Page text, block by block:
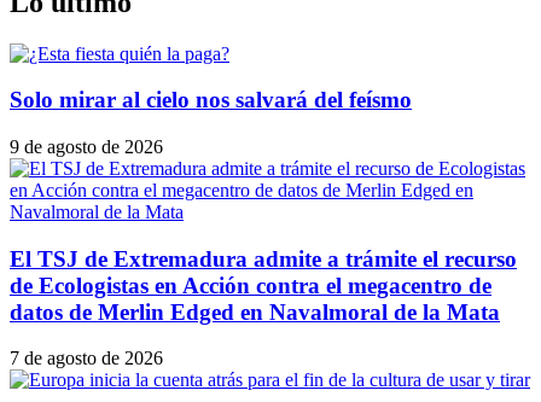
Solo mirar al cielo nos salvará del feísmo
9 de agosto de 2026
El TSJ de Extremadura admite a trámite el recurso
de Ecologistas en Acción contra el megacentro de
datos de Merlin Edged en Navalmoral de la Mata
7 de agosto de 2026